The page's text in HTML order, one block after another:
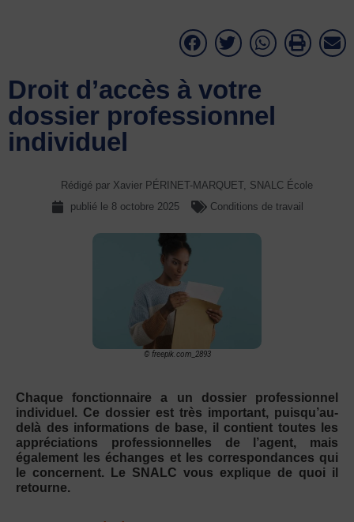
Droit d’accès à votre
dossier professionnel
individuel
Rédigé par Xavier PÉRINET-MARQUET, SNALC École
publié le 8 octobre 2025 Conditions de travail
© freepik.com_2893
Chaque fonctionnaire a un dossier professionnel
individuel. Ce dossier est très important, puisqu’au-
delà des informations de base, il contient toutes les
appréciations professionnelles de l’agent, mais
également les échanges et les correspondances qui
le concernent. Le SNALC vous explique de quoi il
retourne.